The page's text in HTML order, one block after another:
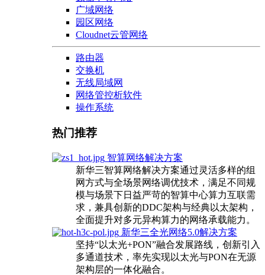
广域网络
园区网络
Cloudnet云管网络
路由器
交换机
无线局域网
网络管控析软件
操作系统
热门推荐
智算网络解决方案
新华三智算网络解决方案通过灵活多样的组
网方式与全场景网络调优技术，满足不同规
模与场景下日益严苛的智算中心算力互联需
求，兼具创新的DDC架构与经典以太架构，
全面提升对多元异构算力的网络承载能力。
新华三全光网络5.0解决方案
坚持“以太光+PON”融合发展路线，创新引入
多通道技术，率先实现以太光与PON在无源
架构层的一体化融合。